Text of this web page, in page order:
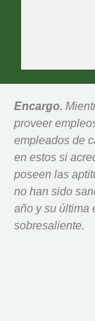
Encargo.
proveer
empleados de
en estos si
poseen las
no han sido
año y su última
sobresaliente.